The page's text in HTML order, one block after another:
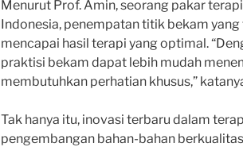
Menurut Prof. Amin, seorang pakar
Indonesia, penempatan titik bekam
mencapai hasil terapi yang optimal.
praktisi bekam dapat lebih mudah
membutuhkan perhatian khusus,”
Tak hanya itu, inovasi terbaru dalam
pengembangan bahan-bahan